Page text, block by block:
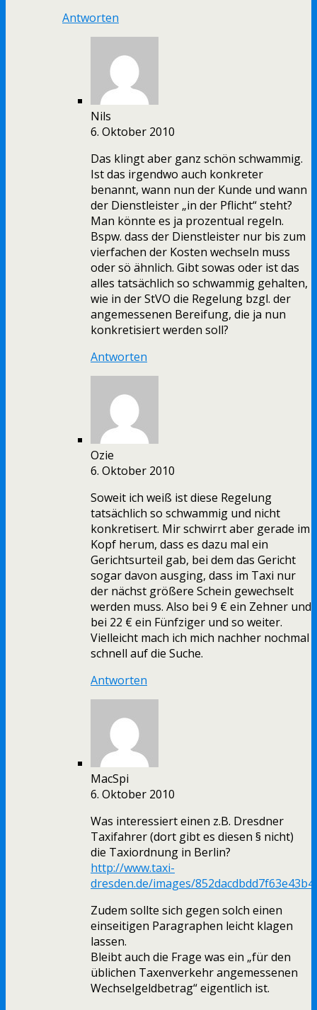
Antworten
Nils
6. Oktober 2010
Das klingt aber ganz schön schwammig.
Ist das irgendwo auch konkreter
benannt, wann nun der Kunde und wann
der Dienstleister „in der Pflicht“ steht?
Man könnte es ja prozentual regeln.
Bspw. dass der Dienstleister nur bis zum
vierfachen der Kosten wechseln muss
oder sö ähnlich. Gibt sowas oder ist das
alles tatsächlich so schwammig gehalten,
wie in der StVO die Regelung bzgl. der
angemessenen Bereifung, die ja nun
konkretisiert werden soll?
Antworten
Ozie
6. Oktober 2010
Soweit ich weiß ist diese Regelung
tatsächlich so schwammig und nicht
konkretisert. Mir schwirrt aber gerade im
Kopf herum, dass es dazu mal ein
Gerichtsurteil gab, bei dem das Gericht
sogar davon ausging, dass im Taxi nur
der nächst größere Schein gewechselt
werden muss. Also bei 9 € ein Zehner und
bei 22 € ein Fünfziger und so weiter.
Vielleicht mach ich mich nachher nochmal
schnell auf die Suche.
Antworten
MacSpi
6. Oktober 2010
Was interessiert einen z.B. Dresdner
Taxifahrer (dort gibt es diesen § nicht)
die Taxiordnung in Berlin?
http://www.taxi-
dresden.de/images/
Zudem sollte sich gegen solch einen
einseitigen Paragraphen leicht klagen
lassen.
Bleibt auch die Frage was ein „für den
üblichen Taxenverkehr angemessenen
Wechselgeldbetrag“ eigentlich ist.